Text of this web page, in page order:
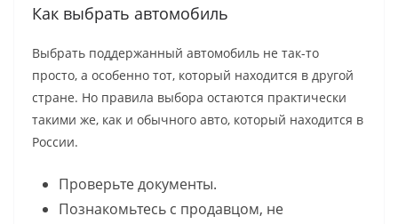
Как выбрать автомобиль
Выбрать поддержанный автомобиль не так-то
просто, а особенно тот, который находится в другой
стране. Но правила выбора остаются практически
такими же, как и обычного авто, который находится в
России.
Проверьте документы.
Познакомьтесь с продавцом, не